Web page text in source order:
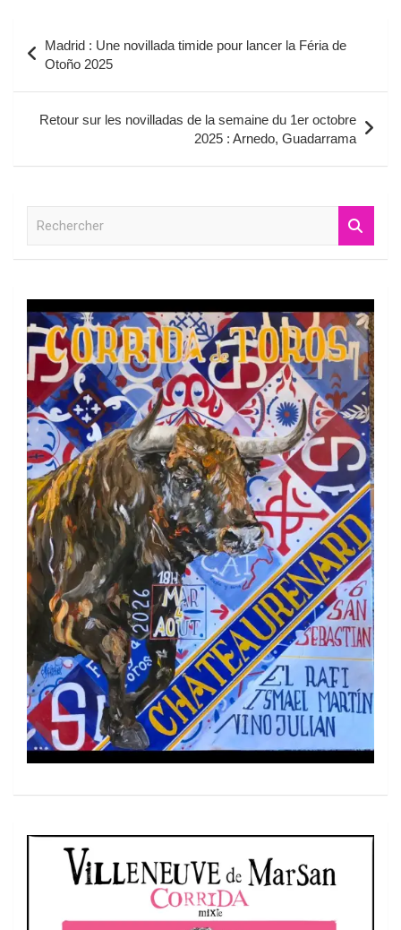
de
l’article
Madrid : Une novillada timide pour lancer la Féria de
Otoño 2025
Retour sur les novilladas de la semaine du 1er octobre
2025 : Arnedo, Guadarrama
r
c
h
e
r